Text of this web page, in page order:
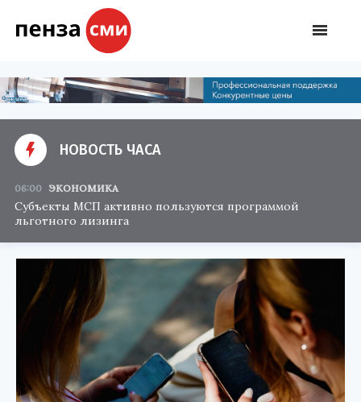
НОВОСТЬ ЧАСА
06:00 ЭКОНОМИКА
Субъекты МСП активно пользуются программой
льготного лизинга